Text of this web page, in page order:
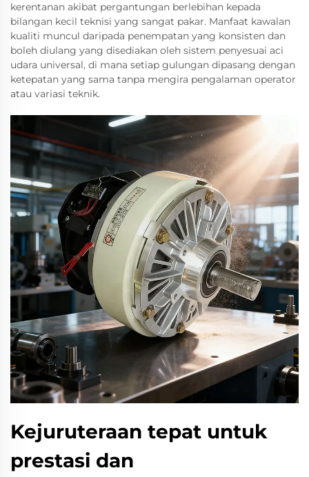
kerentanan akibat pergantungan berlebihan kepada
bilangan kecil teknisi yang sangat pakar. Manfaat kawalan
kualiti muncul daripada penempatan yang konsisten dan
boleh diulang yang disediakan oleh sistem penyesuai aci
udara universal, di mana setiap gulungan dipasang dengan
ketepatan yang sama tanpa mengira pengalaman operator
atau variasi teknik.
Kejuruteraan tepat untuk
prestasi dan